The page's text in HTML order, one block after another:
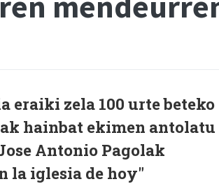
eraiki zela 100 urte beteko
hainbat ekimen antolatu
Antonio Pagolak
la iglesia de hoy"